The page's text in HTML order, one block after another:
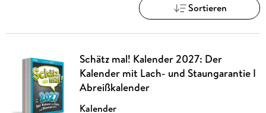
Sortieren
Schätz mal! Kalender 2027: Der
Kalender mit Lach- und Staungarantie I
Abreißkalender
Kalender